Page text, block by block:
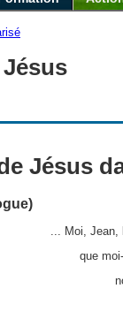
Jésus
... Moi,
que